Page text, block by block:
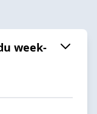
week-